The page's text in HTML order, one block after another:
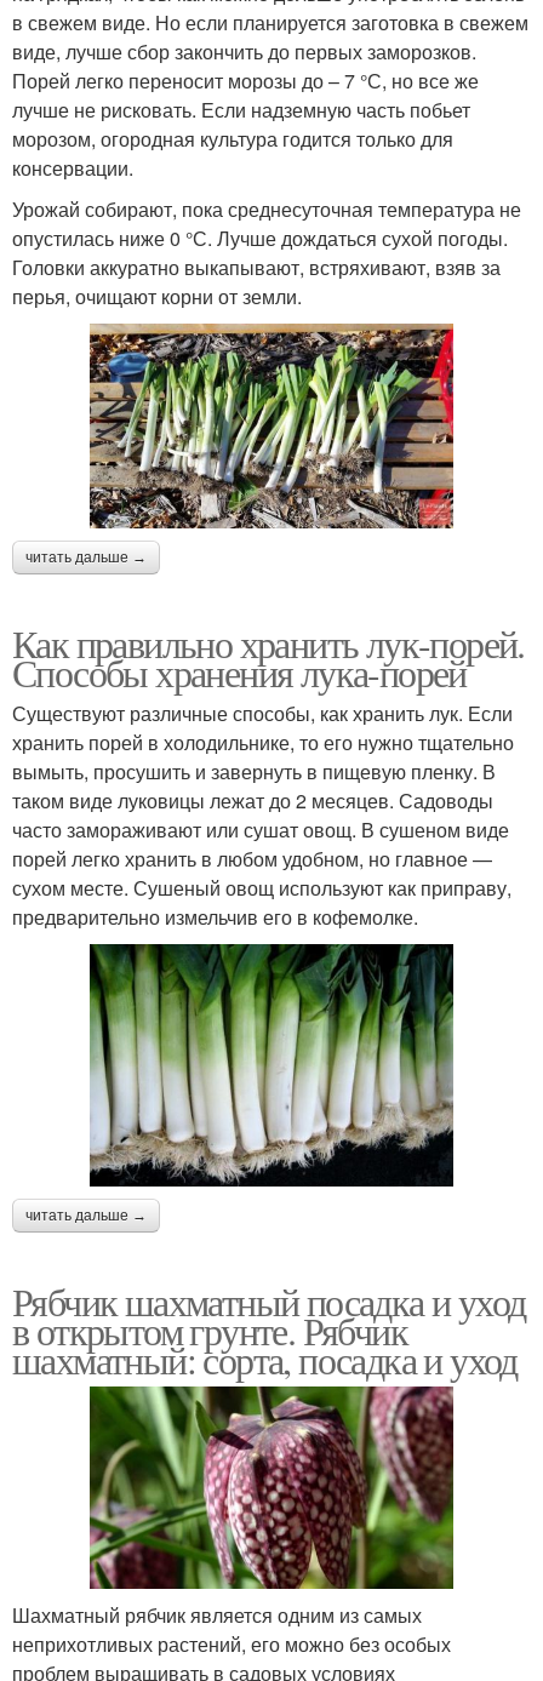
в свежем виде. Но если планируется заготовка в свежем
виде, лучше сбор закончить до первых заморозков.
Порей легко переносит морозы до – 7 °С, но все же
лучше не рисковать. Если надземную часть побьет
морозом, огородная культура годится только для
консервации.
Урожай собирают, пока среднесуточная температура не
опустилась ниже 0 °С. Лучше дождаться сухой погоды.
Головки аккуратно выкапывают, встряхивают, взяв за
перья, очищают корни от земли.
читать дальше →
Как правильно хранить лук-порей.
Способы хранения лука-порей
Существуют различные способы, как хранить лук. Если
хранить порей в холодильнике, то его нужно тщательно
вымыть, просушить и завернуть в пищевую пленку. В
таком виде луковицы лежат до 2 месяцев. Садоводы
часто замораживают или сушат овощ. В сушеном виде
порей легко хранить в любом удобном, но главное —
сухом месте. Сушеный овощ используют как приправу,
предварительно измельчив его в кофемолке.
читать дальше →
Рябчик шахматный посадка и уход
в открытом грунте. Рябчик
шахматный: сорта, посадка и уход
Шахматный рябчик является одним из самых
неприхотливых растений, его можно без особых
проблем выращивать в садовых условиях